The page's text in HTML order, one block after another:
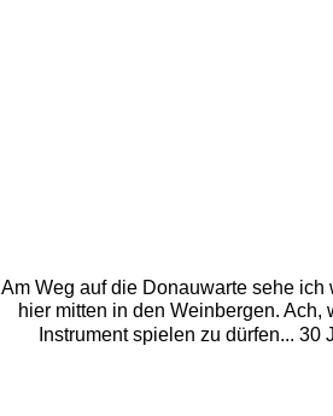
Am Weg auf die Donauwarte sehe
hier mitten in den Weinbergen.
Instrument spielen zu dürfen...